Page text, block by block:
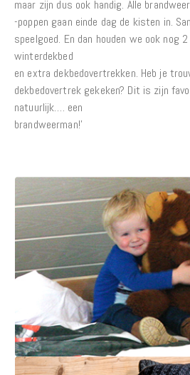
maar zijn dus ook handig. Alle
-poppen gaan einde dag de kisten in.
speelgoed. En dan houden we ook nog
winterdekbed
en extra dekbedovertrekken. Heb je
dekbedovertrek gekeken? Dit is zijn
natuurlijk…. een
brandweerman!'